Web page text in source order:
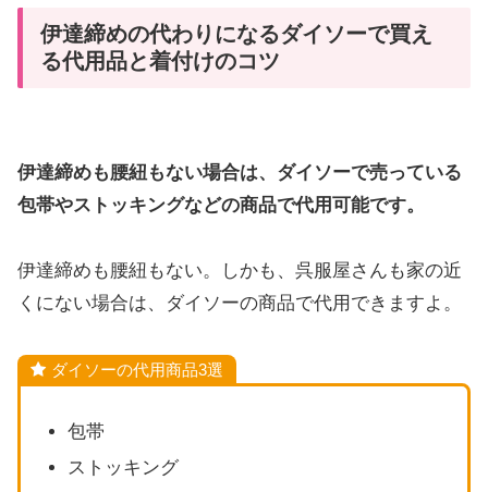
伊達締めの代わりになるダイソーで買え
る代用品と着付けのコツ
伊達締めも腰紐もない場合は、ダイソーで売っている
包帯やストッキングなどの商品で代用可能です。
伊達締めも腰紐もない。しかも、呉服屋さんも家の近
くにない場合は、ダイソーの商品で代用できますよ。
ダイソーの代用商品3選
包帯
ストッキング